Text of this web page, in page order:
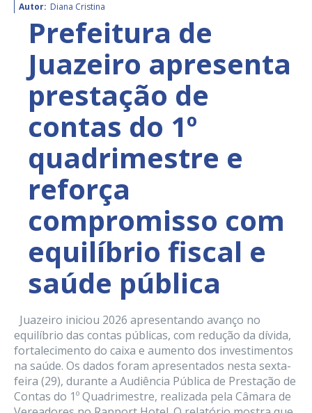
Autor: Diana Cristina
Prefeitura de
Juazeiro apresenta
prestação de
contas do 1º
quadrimestre e
reforça
compromisso com
equilíbrio fiscal e
saúde pública
Juazeiro iniciou 2026 apresentando avanço no
equilíbrio das contas públicas, com redução da dívida,
fortalecimento do caixa e aumento dos investimentos
na saúde. Os dados foram apresentados nesta sexta-
feira (29), durante a Audiência Pública de Prestação de
Contas do 1º Quadrimestre, realizada pela Câmara de